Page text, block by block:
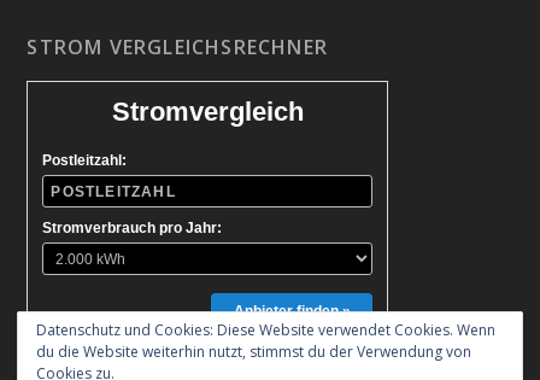
STROM VERGLEICHSRECHNER
Stromvergleich
Postleitzahl:
Stromverbrauch pro Jahr:
Anbieter finden »
Datenschutz und Cookies: Diese Website verwendet Cookies. Wenn
du die Website weiterhin nutzt, stimmst du der Verwendung von
Cookies zu.